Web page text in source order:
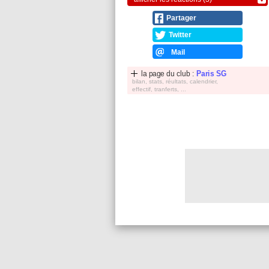
Partager
Twitter
Mail
la page du club : Paris SG
bilan, stats, réultats, calendrier,
effectif, tranferts, ...